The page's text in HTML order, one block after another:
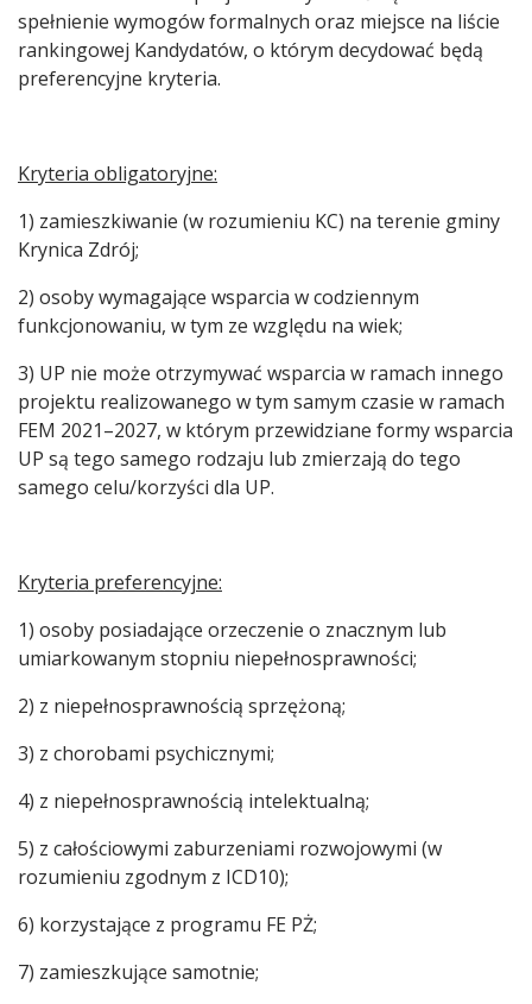
spełnienie wymogów formalnych oraz miejsce na liście
rankingowej Kandydatów, o którym decydować będą
preferencyjne kryteria.
Kryteria obligatoryjne:
1) zamieszkiwanie (w rozumieniu KC) na terenie gminy
Krynica Zdrój;
2) osoby wymagające wsparcia w codziennym
funkcjonowaniu, w tym ze względu na wiek;
3) UP nie może otrzymywać wsparcia w ramach innego
projektu realizowanego w tym samym czasie w ramach
FEM 2021–2027, w którym przewidziane formy wsparcia
UP są tego samego rodzaju lub zmierzają do tego
samego celu/korzyści dla UP.
Kryteria preferencyjne:
1) osoby posiadające orzeczenie o znacznym lub
umiarkowanym stopniu niepełnosprawności;
2) z niepełnosprawnością sprzężoną;
3) z chorobami psychicznymi;
4) z niepełnosprawnością intelektualną;
5) z całościowymi zaburzeniami rozwojowymi (w
rozumieniu zgodnym z ICD10);
6) korzystające z programu FE PŻ;
7) zamieszkujące samotnie;